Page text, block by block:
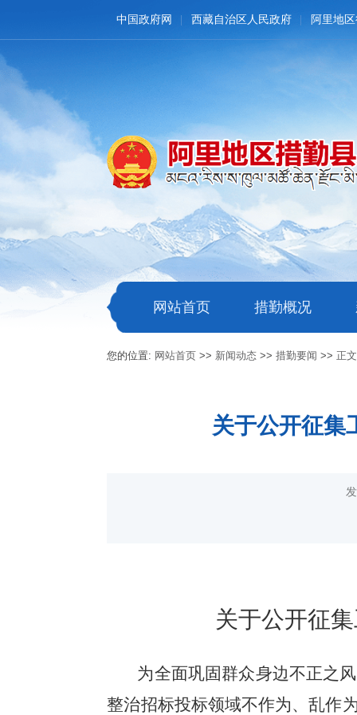
中国政府网 西藏自治区人民政府 阿里地
网站首页 措勤概况
您的位置: 网站首页 >> 新闻动态 >>措勤要闻 >>正文
关于公开征集
关于公开征
为全面巩固群众身边不正之
整治招标投标领域不作为、乱作